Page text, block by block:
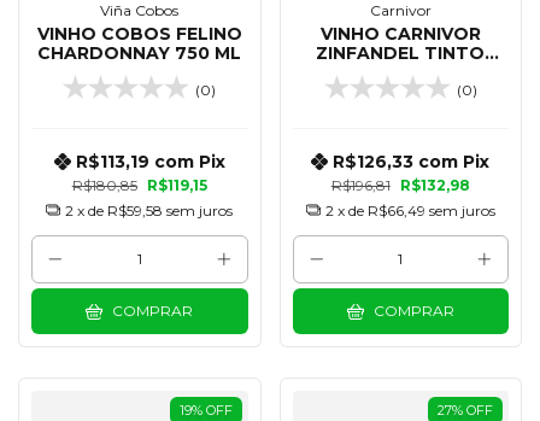
Viña Cobos
VINHO COBOS FELINO
CHARDONNAY 750 ML
(0)
R$180,85 R$119,15
R$113,19 com Pix
2 x de R$59,58 sem juros
COMPRAR
Carnivor
VINHO CARNIVOR
ZINFANDEL TINTO
CALIFORNIA 750 ML
(0)
R$196,81 R$132,98
R$126,33 com Pix
2 x de R$66,49 sem juros
COMPRAR
19% OFF 27% OFF